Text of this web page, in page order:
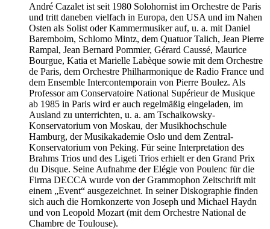
André Cazalet ist seit 1980 Solohornist im Orchestre de Paris
und tritt daneben vielfach in Europa, den USA und im Nahen
Osten als Solist oder Kammermusiker auf, u. a. mit Daniel
Baremboim, Schlomo Mintz, dem Quatuor Talich, Jean Pierre
Rampal, Jean Bernard Pommier, Gérard Caussé, Maurice
Bourgue, Katia et Marielle Labèque sowie mit dem Orchestre
de Paris, dem Orchestre Philharmonique de Radio France und
dem Ensemble Intercontemporain von Pierre Boulez. Als
Professor am Conservatoire National Supérieur de Musique
ab 1985 in Paris wird er auch regelmäßig eingeladen, im
Ausland zu unterrichten, u. a. am Tschaikowsky-
Konservatorium von Moskau, der Musikhochschule
Hamburg, der Musikakademie Oslo und dem Zentral-
Konservatorium von Peking. Für seine Interpretation des
Brahms Trios und des Ligeti Trios erhielt er den Grand Prix
du Disque. Seine Aufnahme der Elégie von Poulenc für die
Firma DECCA wurde von der Grammophon Zeitschrift mit
einem „Event“ ausgezeichnet. In seiner Diskographie finden
sich auch die Hornkonzerte von Joseph und Michael Haydn
und von Leopold Mozart (mit dem Orchestre National de
Chambre de Toulouse).